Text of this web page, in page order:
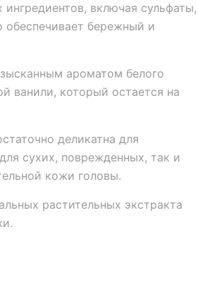
включая сульфаты,
обеспечивает бережный и
ароматом белого
ванили, который остается на
деликатна для
сухих, поврежденных, так и
кожи головы.
растительных экстракта